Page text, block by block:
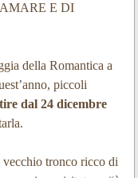
E DI
della Romantica a
piccoli
dal 24 dicembre
tronco ricco di